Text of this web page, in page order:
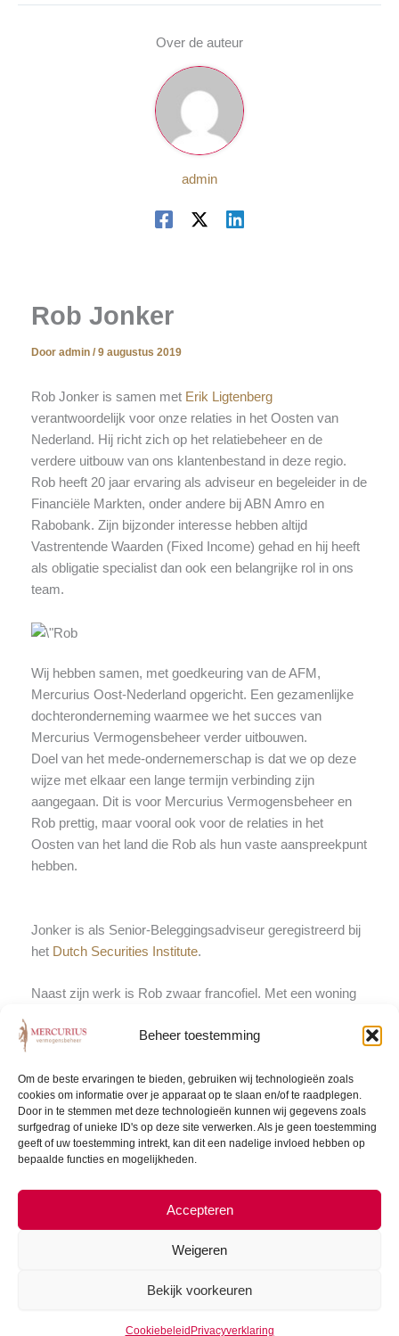
Beheer toestemming
Om de beste ervaringen te bieden, gebruiken wij technologieën zoals
cookies om informatie over je apparaat op te slaan en/of te raadplegen.
Door in te stemmen met deze technologieën kunnen wij gegevens zoals
surfgedrag of unieke ID's op deze site verwerken. Als je geen toestemming
geeft of uw toestemming intrekt, kan dit een nadelige invloed hebben op
bepaalde functies en mogelijkheden.
Accepteren
Weigeren
Bekijk voorkeuren
Cookiebeleid Privacyverklaring
Over de auteur
admin
Rob Jonker
Door admin / 9 augustus 2019
Rob Jonker is samen met Erik Ligtenberg
verantwoordelijk voor onze relaties in het Oosten van
Nederland. Hij richt zich op het relatiebeheer en de
verdere uitbouw van ons klantenbestand in deze regio.
Rob heeft 20 jaar ervaring als adviseur en begeleider in de
Financiële Markten, onder andere bij ABN Amro en
Rabobank. Zijn bijzonder interesse hebben altijd
Vastrentende Waarden (Fixed Income) gehad en hij heeft
als obligatie specialist dan ook een belangrijke rol in ons
team.
Wij hebben samen, met goedkeuring van de AFM,
Mercurius Oost-Nederland opgericht. Een gezamenlijke
dochteronderneming waarmee we het succes van
Mercurius Vermogensbeheer verder uitbouwen.
Doel van het mede-ondernemerschap is dat we op deze
wijze met elkaar een lange termijn verbinding zijn
aangegaan. Dit is voor Mercurius Vermogensbeheer en
Rob prettig, maar vooral ook voor de relaties in het
Oosten van het land die Rob als hun vaste aanspreekpunt
hebben.
Jonker is als Senior-Beleggingsadviseur geregistreerd bij
het Dutch Securities Institute.
Naast zijn werk is Rob zwaar francofiel. Met een woning
Franse chanson en een behoorlijke wijnkennis kan hij
fervent golfer. In het weekend trekt hij er graag met zijn
vrienden op uit, de bossen in, op de mountainbike. Zijn
vakanties brengt hij uiteraard voornamelijk door in
Frankrijk.